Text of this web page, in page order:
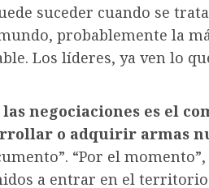
suceder cuando se
probablemente la
Los líderes, ya ven lo
negociaciones es el
o adquirir armas
“Por el
a entrar en el